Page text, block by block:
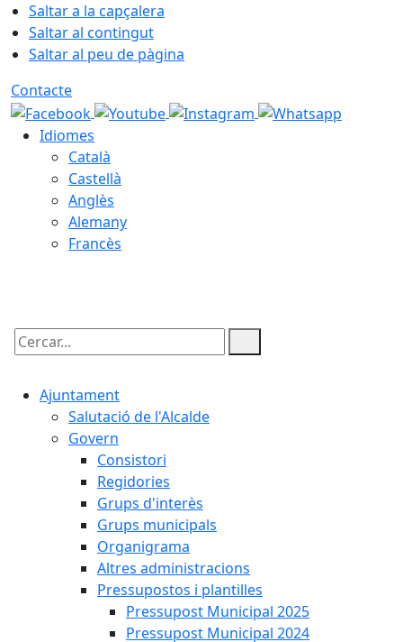
Saltar a la capçalera
Saltar al contingut
Saltar al peu de pàgina
Contacte
Idiomes
Català
Castellà
Anglès
Alemany
Francès
Cercar:
Ajuntament
Salutació de l'Alcalde
Govern
Consistori
Regidories
Grups d'interès
Grups municipals
Organigrama
Altres administracions
Pressupostos i plantilles
Pressupost Municipal 2025
Pressupost Municipal 2024